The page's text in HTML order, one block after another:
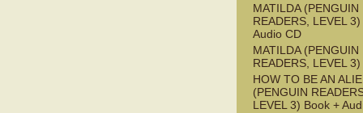
MATILDA (PENGUIN
READERS, LEVEL
Audio CD
MATILDA (PENGUIN
READERS, LEVEL
HOW TO BE AN
(PENGUIN
LEVEL 3) Book +